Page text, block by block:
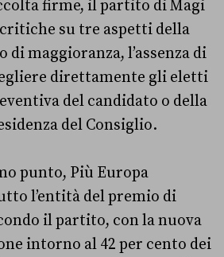
firme, il partito di Magi
su tre aspetti della
maggioranza, l’assenza di
direttamente gli eletti
del candidato o della
del Consiglio.
punto, Più Europa
l’entità del premio di
il partito, con la nuova
intorno al 42 per cento dei